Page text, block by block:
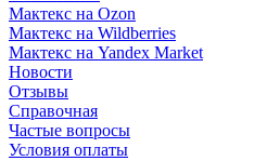
Мактекс на Ozon
Мактекс на Wildberries
Мактекс на Yandex Market
Новости
Отзывы
Справочная
Частые вопросы
Условия оплаты